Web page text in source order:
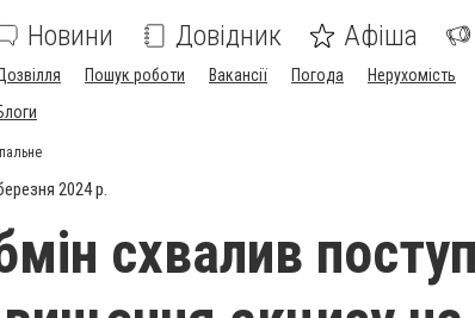
Новини Довідник Афіша
Пошук роботи Вакансії Погода Нерухомість
2024 р.
схвалив